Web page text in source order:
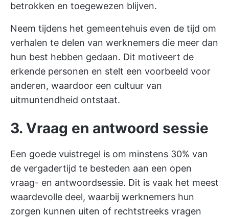
betrokken en toegewezen blijven.
Neem tijdens het gemeentehuis even de tijd om
verhalen te delen van werknemers die meer dan
hun best hebben gedaan. Dit motiveert de
erkende personen en stelt een voorbeeld voor
anderen, waardoor een cultuur van
uitmuntendheid ontstaat.
3. Vraag en antwoord sessie
Een goede vuistregel is om minstens 30% van
de vergadertijd te besteden aan een open
vraag- en antwoordsessie. Dit is vaak het meest
waardevolle deel, waarbij werknemers hun
zorgen kunnen uiten of rechtstreeks vragen